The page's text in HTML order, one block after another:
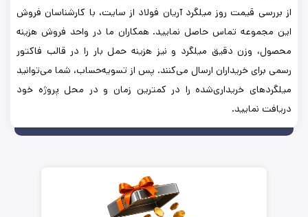
از بررسی قیمت روز میلگرد آریان فولاد از سایت، با کارشناسان فروش
این مجموعه تماس حاصل نمایید. همکاران ما در واحد فروش هزینه
محصول، وزن دقیق میلگرد و نیز هزینه حمل بار را در قالب فاکتور
رسمی برای خریداران ارسال می‌کنند. پس از تسویه‌حساب، شما می‌توانید
میلگردهای خریداری‌شده را در کمترین زمان و در محل پروژه خود
دریافت نمایید.